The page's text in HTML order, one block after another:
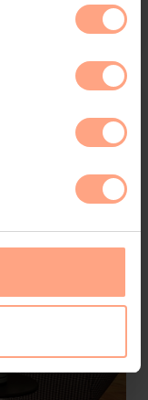
Configureer